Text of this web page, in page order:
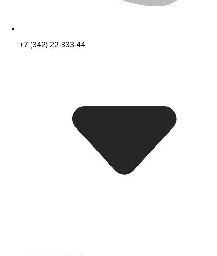
+7 (342) 22-333-44